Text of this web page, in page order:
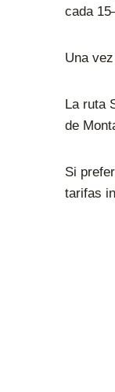
cada
Una
La ruta
de
Si
tarifas